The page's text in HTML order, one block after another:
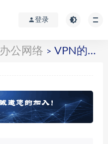
登录
办公网络 > VPN的工作原理